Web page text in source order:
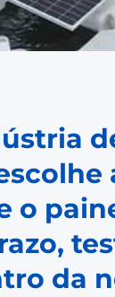
o
da